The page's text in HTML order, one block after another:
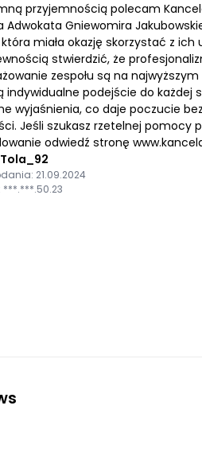
przyjemnością polecam
Adwokata Gniewomira
miała okazję skorzystać z ich
stwierdzić, że
zespołu są na
indywidualne podejście do każdej
wyjaśnienia, co daje poczucie
Jeśli szukasz rzetelnej pomocy
odwiedź stronę
21.09.2024
***.***.50.23